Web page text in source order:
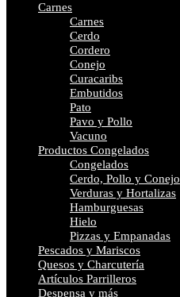
Carnes
Carnes
Cerdo
Cordero
Conejo
Curacaribs
Embutidos
Pato
Pavo y Pollo
Vacuno
Productos Congelados
Congelados
Cerdo, Pollo y Conejo
Verduras y Hortalizas
Hamburguesas
Hielo
Pizzas y Empanadas
Pescados y Mariscos
Quesos y Charcutería
Artículos Parrilleros
Despensa y más